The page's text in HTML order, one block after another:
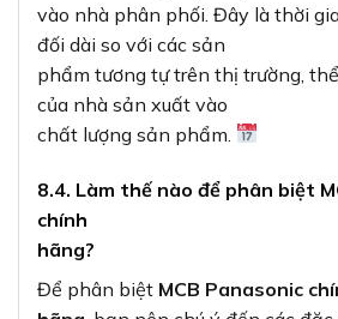
vào nhà phân phối. Đây là thời
đối dài so với các sản
phẩm tương tự trên thị trường,
của nhà sản xuất vào
chất lượng sản phẩm.
8.4. Làm thế nào để phân biệt
chính
hãng?
Để phân biệt MCB Panasonic